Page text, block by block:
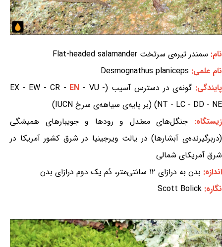
نام: سمندر تیره‌ی سرتخت Flat-headed salamander
نام علمی: Desmognathus planiceps
پایندگی:گونه‌ی در دسترس آسیب (EX - EW - CR - EN - VU -
NT - LC - DD - NE) (بر پایه‌ی سیاهه‌ی سرخ IUCN)
زیستگاه: جنگل‌های معتدل و رودها و جویبارهای همیشگی
(دربرگیرنده‌ی آبشارها) در یالت ویرجینیا در شرق کشور آمریکا در
شرق آمریکای شمالی
اندازه: بدن به درازای ۱۲ سانتی‌متر، دُم یک دوم درازای بدن
نگاره: Scott Bolick